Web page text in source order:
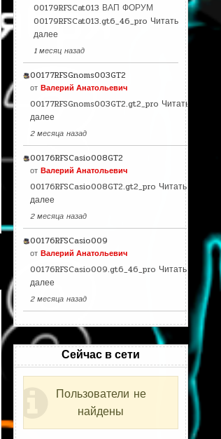
00179RFSCat013 ВАП ФОРУМ
00179RFSCat013.gt6_46_pro Читать
далее
1 месяц назад
00177RFSGnoms003GT2
от Валерий Анатольевич
00177RFSGnoms003GT2.gt2_pro Читать
далее
2 месяца назад
00176RFSCasio008GT2
от Валерий Анатольевич
00176RFSCasio008GT2.gt2_pro Читать
далее
2 месяца назад
00176RFSCasio009
от Валерий Анатольевич
00176RFSCasio009.gt6_46_pro Читать
далее
2 месяца назад
Сейчас в сети
Пользователи не
найдены